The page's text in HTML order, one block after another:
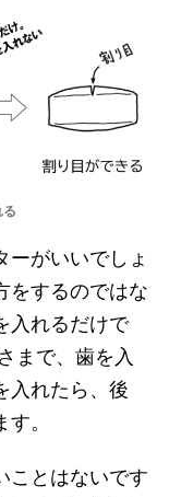
ーがいいでしょ
をするのではな
入れるだけで
まで、歯を入
入れたら、後
。
ことはないです